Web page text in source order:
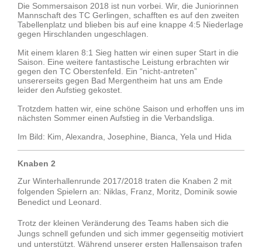
Die Sommersaison 2018 ist nun vorbei. Wir, die Juniorinnen
Mannschaft des TC Gerlingen, schafften es auf den zweiten
Tabellenplatz und blieben bis auf eine knappe 4:5 Niederlage
gegen Hirschlanden ungeschlagen.
Mit einem klaren 8:1 Sieg hatten wir einen super Start in die
Saison. Eine weitere fantastische Leistung erbrachten wir
gegen den TC Oberstenfeld. Ein “nicht-antreten”
unsererseits gegen Bad Mergentheim hat uns am Ende
leider den Aufstieg gekostet.
Trotzdem hatten wir, eine schöne Saison und erhoffen uns im
nächsten Sommer einen Aufstieg in die Verbandsliga.
Im Bild: Kim, Alexandra, Josephine, Bianca, Yela und Hida
Knaben 2
Zur Winterhallenrunde 2017/2018 traten die Knaben 2 mit
folgenden Spielern an: Niklas, Franz, Moritz, Dominik sowie
Benedict und Leonard.
Trotz der kleinen Veränderung des Teams haben sich die
Jungs schnell gefunden und sich immer gegenseitig motiviert
und unterstützt. Während unserer ersten Hallensaison trafen